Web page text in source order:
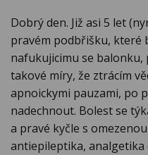
Dobrý den. Již asi 5 let
pravém podbřišku, které
nafukujicimu se balonku,
takové míry, že ztrácím
apnoickymi pauzami, po
nadechnout. Bolest se
a pravé kyčle s
antiepileptika,